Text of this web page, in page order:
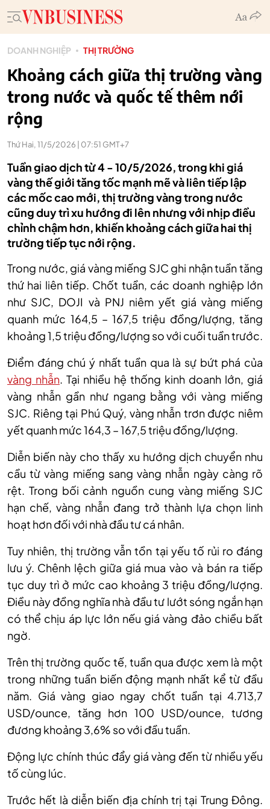
DOANH NGHIỆP THỊ TRƯỜNG
Khoảng cách giữa thị trường vàng
trong nước và quốc tế thêm nới
rộng
Thứ Hai, 11/5/2026 | 07:51 GMT+7
Tuần giao dịch từ 4 - 10/5/2026, trong khi giá
vàng thế giới tăng tốc mạnh mẽ và liên tiếp lập
các mốc cao mới, thị trường vàng trong nước
cũng duy trì xu hướng đi lên nhưng với nhịp điều
chỉnh chậm hơn, khiến khoảng cách giữa hai thị
trường tiếp tục nới rộng.
Trong nước, giá vàng miếng SJC ghi nhận tuần tăng
thứ hai liên tiếp. Chốt tuần, các doanh nghiệp lớn
như SJC, DOJI và PNJ niêm yết giá vàng miếng
quanh mức 164,5 – 167,5 triệu đồng/lượng,tăng
khoảng 1,5 triệu đồng/lượng so với cuối tuần trước.
Điểm đáng chú ý nhất tuần qua là sự bứt phá của
vàng nhẫn. Tại nhiều hệ thống kinh doanh lớn, giá
vàng nhẫn gần như ngang bằng với vàng miếng
SJC. Riêng tại Phú Quý, vàng nhẫn trơn được niêm
yết quanh mức 164,3 – 167,5 triệu đồng/lượng.
Diễn biến này cho thấy xu hướng dịch chuyển nhu
cầu từ vàng miếng sang vàng nhẫn ngày càng rõ
rệt. Trong bối cảnh nguồn cung vàng miếng SJC
hạn chế, vàng nhẫn đang trở thành lựa chọn linh
hoạt hơn đối với nhà đầu tư cá nhân.
Tuy nhiên, thị trường vẫn tồn tại yếu tố rủi ro đáng
lưu ý. Chênh lệch giữa giá mua vào và bán ra tiếp
tục duy trì ở mức cao khoảng 3 triệu đồng/lượng.
Điều này đồng nghĩa nhà đầu tư lướt sóng ngắn hạn
có thể chịu áp lực lớn nếu giá vàng đảo chiều bất
ngờ.
Trên thị trường quốc tế, tuần qua được xem là một
trong những tuần biến động mạnh nhất kể từ đầu
năm. Giá vàng giao ngay chốt tuần tại 4.713,7
USD/ounce, tăng hơn 100 USD/ounce, tương
đương khoảng 3,6% so với đầu tuần.
Động lực chính thúc đẩy giá vàng đến từ nhiều yếu
tố cùng lúc.
Trước hết là diễn biến địa chính trị tại Trung Đông.